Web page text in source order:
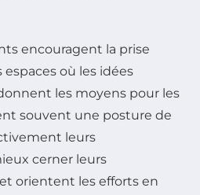
encouragent la prise
où les idées
les moyens pour les
souvent une posture de
leurs
cerner leurs
orientent les efforts en